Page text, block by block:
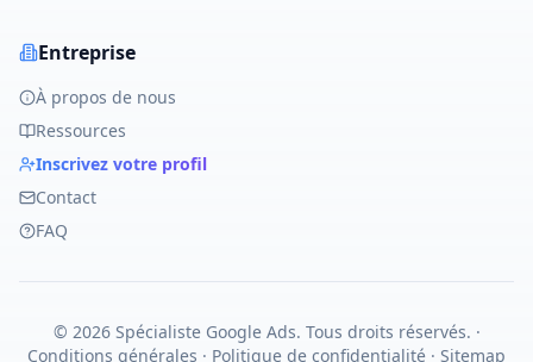
Entreprise
À propos de nous
Ressources
Inscrivez votre profil
Contact
FAQ
© 2026 Spécialiste Google Ads. Tous droits réservés. ·
Conditions générales · Politique de confidentialité · Sitemap